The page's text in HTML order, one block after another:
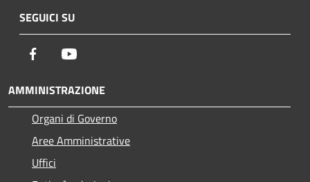
SEGUICI SU
Facebook
AMMINISTRAZIONE
Organi di Governo
Aree Amministrative
Uffici